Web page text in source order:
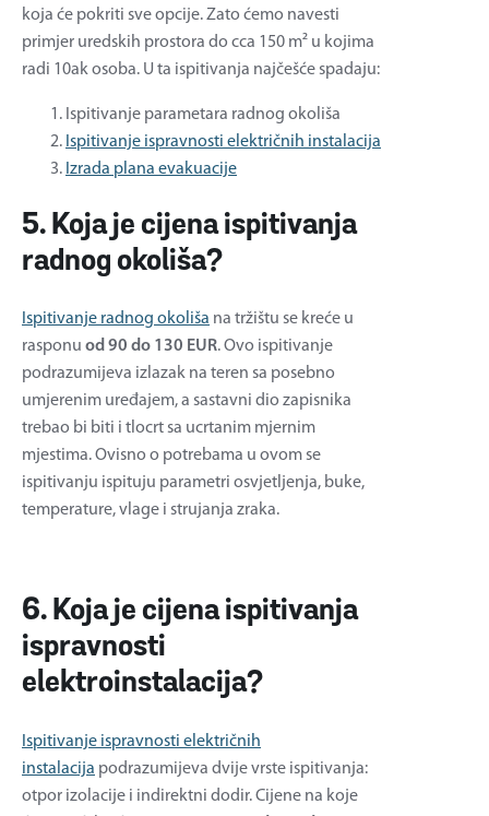
koja će pokriti sve opcije. Zato ćemo navesti
primjer uredskih prostora do cca 150 m² u kojima
radi 10ak osoba. U ta ispitivanja najčešće spadaju:
Ispitivanje parametara radnog okoliša
Ispitivanje ispravnosti električnih instalacija
Izrada plana evakuacije
5. Koja je cijena ispitivanja
radnog okoliša?
Ispitivanje radnog okoliša na tržištu se kreće u
rasponu od 90 do 130 EUR. Ovo ispitivanje
podrazumijeva izlazak na teren sa posebno
umjerenim uređajem, a sastavni dio zapisnika
trebao bi biti i tlocrt sa ucrtanim mjernim
mjestima. Ovisno o potrebama u ovom se
ispitivanju ispituju parametri osvjetljenja, buke,
temperature, vlage i strujanja zraka.
6. Koja je cijena ispitivanja
ispravnosti
elektroinstalacija?
Ispitivanje ispravnosti električnih
instalacija podrazumijeva dvije vrste ispitivanja:
otpor izolacije i indirektni dodir. Cijene na koje